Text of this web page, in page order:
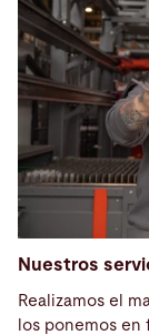
Nuestros
Realizamos el
los ponemos